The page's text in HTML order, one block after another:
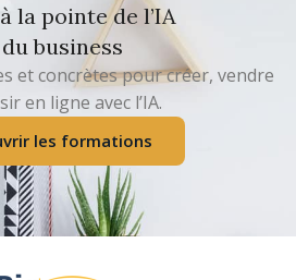
la pointe de l’IA
business
et concrètes pour créer, vendre
en ligne avec l’IA.
les formations